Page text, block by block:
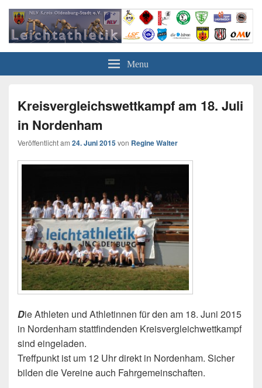
Leichtathletik in Oldenburg
NLV-Kreis Oldenburg-Stadt e.V.
Menu
Kreisvergleichswettkampf am 18. Juli
in Nordenham
Veröffentlicht am 24. Juni 2015von Regine Walter
Die Athleten und Athletinnen für den am 18. Juni 2015
in Nordenham stattfindenden Kreisvergleichwettkampf
sind eingeladen.
Treffpunkt ist um 12 Uhr direkt in Nordenham. Sicher
bilden die Vereine auch Fahrgemeinschaften.